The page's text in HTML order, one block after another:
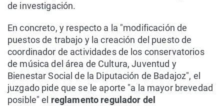
de investigación.
En concreto, y respecto a la "modificación de
puestos de trabajo y la creación del puesto de
coordinador de actividades de los conservatorios
de música del área de Cultura, Juventud y
Bienestar Social de la Diputación de Badajoz", el
juzgado pide que se le aporte "a la mayor brevedad
posible" el reglamento regulador del